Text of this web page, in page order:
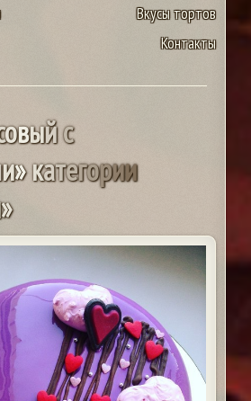
Вкусы тортов
Контакты
овыйс
и»категории
»